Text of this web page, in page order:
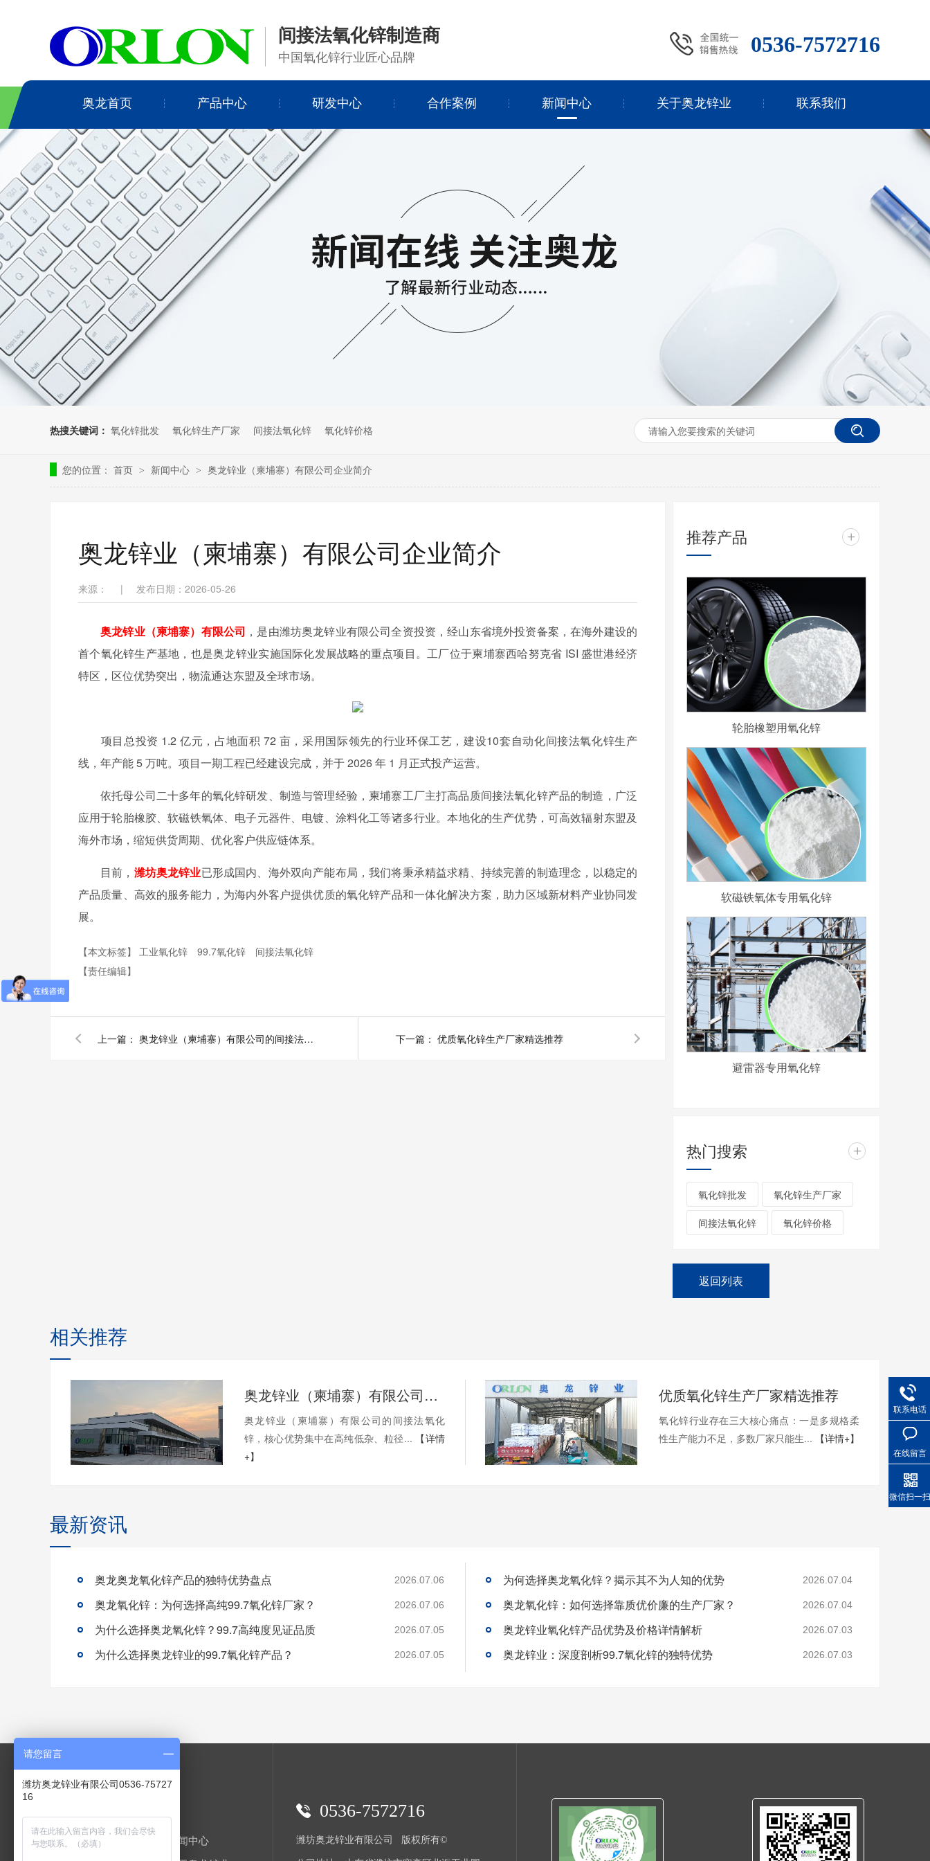
间接法氧化锌制造商
中国氧化锌行业匠心品牌
0536-7572716
奥龙首页 产品中心 研发中心 合作案例 新闻中心 关于奥龙锌业 联系我们
热搜关键词： 氧化锌批发 氧化锌生产厂家 间接法氧化锌 氧化锌价格
您的位置： 首页 > 新闻中心 > 奥龙锌业（柬埔寨）有限公司企业简介
奥龙锌业（柬埔寨）有限公司企业简介
来源： | 发布日期：2026-05-26
奥龙锌业（柬埔寨）有限公司 ，是由潍坊奥龙锌业有限公司全资投资，经山东省境外投资备案，在海外建设的
首个氧化锌生产基地，也是奥龙锌业实施国际化发展战略的重点项目。工厂位于柬埔寨西哈努克省 ISI 盛世港经济
特区，区位优势突出，物流通达东盟及全球市场。
‍项目总投资 1.2 亿元，占地面积 72 亩，采用国际领先的行业环保工艺，建设10套自动化间接法氧化锌生产
线，年产能 5 万吨。项目一期工程已经建设完成，并于 2026 年 1 月正式投产运营。
依托母公司二十多年的氧化锌研发、制造与管理经验，柬埔寨工厂主打高品质间接法氧化锌产品的制造，广泛
应用于轮胎橡胶、软磁铁氧体、电子元器件、电镀、涂料化工等诸多行业。本地化的生产优势，可高效辐射东盟及
海外市场，缩短供货周期、优化客户供应链体系。
目前， 潍坊奥龙锌业已形成国内、海外双向产能布局，我们将秉承精益求精、持续完善的制造理念，以稳定的
产品质量、高效的服务能力，为海内外客户提供优质的氧化锌产品和一体化解决方案，助力区域新材料产业协同发
展。
【本文标签】 工业氧化锌 99.7氧化锌
间接法氧化锌
【责任编辑】
上一篇： 奥龙锌业（柬埔寨）有限公司的间接法氧化锌产品有哪些优势？ 下一篇： 优质氧化锌生产厂家精选推荐
推荐产品 +
轮胎橡塑用氧化锌
软磁铁氧体专用氧化锌
避雷器专用氧化锌
热门搜索 +
氧化锌批发 氧化锌生产厂家
间接法氧化锌 氧化锌价格
返回列表
相关推荐
奥龙锌业（柬埔寨）有限公司的间接法氧化锌产品有哪些优势？
奥龙锌业（柬埔寨）有限公司的间接法氧化
锌，核心优势集中在高纯低杂、粒径...
【详情
+】
优质氧化锌生产厂家精选推荐
氧化锌行业存在三大核心痛点：一是多规格柔
性生产能力不足，多数厂家只能生...
【详情+】
最新资讯
奥龙奥龙氧化锌产品的独特优势盘点 2026.07.06
奥龙氧化锌：为何选择高纯99.7氧化锌厂家？ 2026.07.06
为什么选择奥龙氧化锌？99.7高纯度见证品质 2026.07.05
为什么选择奥龙锌业的99.7氧化锌产品？ 2026.07.05
为何选择奥龙氧化锌？揭示其不为人知的优势 2026.07.04
奥龙氧化锌：如何选择靠质优价廉的生产厂家？ 2026.07.04
奥龙锌业氧化锌产品优势及价格详情解析 2026.07.03
奥龙锌业：深度剖析99.7氧化锌的独特优势 2026.07.03
奥龙首页 新闻中心
0536-7572716
潍坊奥龙锌业有限公司 版权所有©
联系电话
在线留言
微信扫一扫
请您留言
潍坊奥龙锌业有限公司0536-75727
16